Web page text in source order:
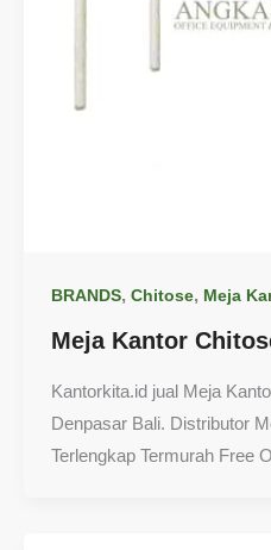
BRANDS, Chitose, Meja
Meja Kantor
Kantorkita.id jual Meja
Denpasar Bali. Distributor
Terlengkap Termurah Free